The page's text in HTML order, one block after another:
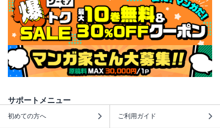
サポートメニュー
初めての方へ ご利用ガイド